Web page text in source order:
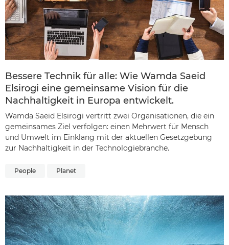
Bessere Technik für alle: Wie Wamda Saeid
Elsirogi eine gemeinsame Vision für die
Nachhaltigkeit in Europa entwickelt.
Wamda Saeid Elsirogi vertritt zwei Organisationen, die ein
gemeinsames Ziel verfolgen: einen Mehrwert für Mensch
und Umwelt im Einklang mit der aktuellen Gesetzgebung
zur Nachhaltigkeit in der Technologiebranche.
People Planet